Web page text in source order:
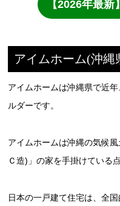
アイムホーム(沖
アイムホームは沖縄県で近
ルダーです。
アイムホームは沖縄の気候
Ｃ造)」の家を手掛けている
日本の一戸建て住宅は、全